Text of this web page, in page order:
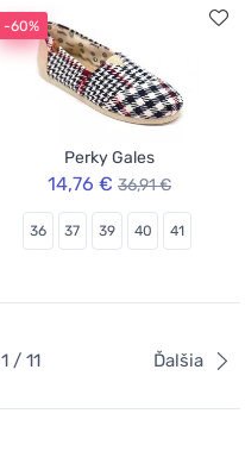
-60%
Perky Gales
14,76 € 36,91 €
36 37 39 40 41
1 / 11 Ďalšia